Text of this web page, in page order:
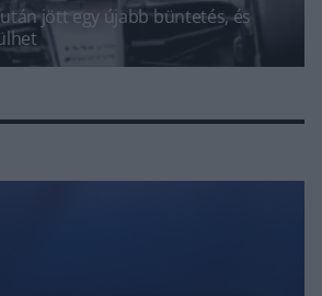
jött egy újabb büntetés, és